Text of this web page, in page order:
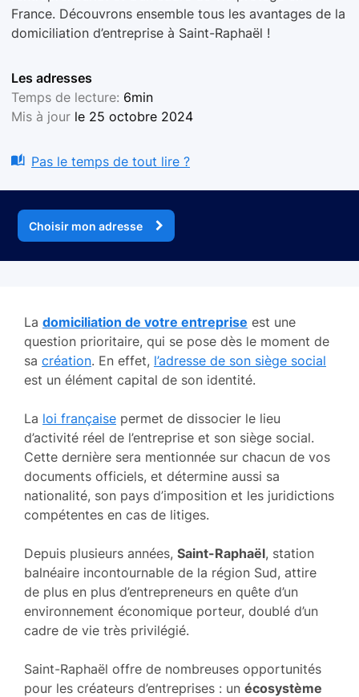
France. Découvrons ensemble tous les avantages de la
domiciliation d’entreprise à Saint-Raphaël !
Les adresses
Temps de lecture: 6min
Mis à jour le 25 octobre 2024
Pas le temps de tout lire ?
Choisir mon adresse
La domiciliation de votre entreprise est une
question prioritaire, qui se pose dès le moment de
sa création. En effet, l’adresse de son siège social
est un élément capital de son identité.
La loi française permet de dissocier le lieu
d’activité réel de l’entreprise et son siège social.
Cette dernière sera mentionnée sur chacun de vos
documents officiels, et détermine aussi sa
nationalité, son pays d’imposition et les juridictions
compétentes en cas de litiges.
Depuis plusieurs années, Saint-Raphaël, station
balnéaire incontournable de la région Sud, attire
de plus en plus d’entrepreneurs en quête d’un
environnement économique porteur, doublé d’un
cadre de vie très privilégié.
Saint-Raphaël offre de nombreuses opportunités
pour les créateurs d’entreprises : un écosystème